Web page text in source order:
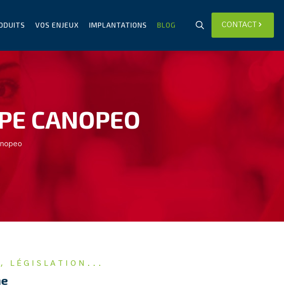
VOS ENJEUX IMPLANTATIONS BLOG CONTACT
CANOPEO
LÉGISLATION...